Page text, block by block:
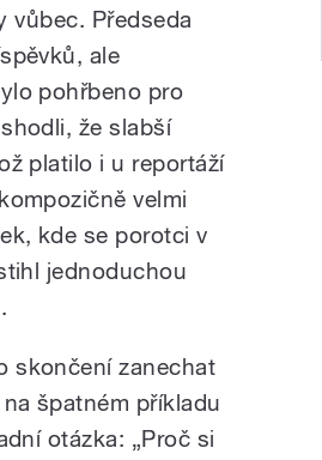
vůbec. Předseda
ale
pohřbeno pro
že slabší
platilo i u reportáží
velmi
kde se porotci v
jednoduchou
skončení zanechat
špatném příkladu
otázka: „Proč si